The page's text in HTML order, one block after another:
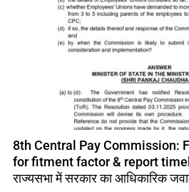
8th Central Pay Commission:
for fitment factor & report
राज्यसभा में सरकार का आधिकारिक